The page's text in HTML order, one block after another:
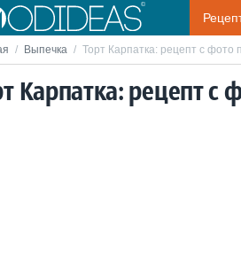
/ Выпечка / Торт Карпатка: рецепт с фото
Карпатка: рецепт